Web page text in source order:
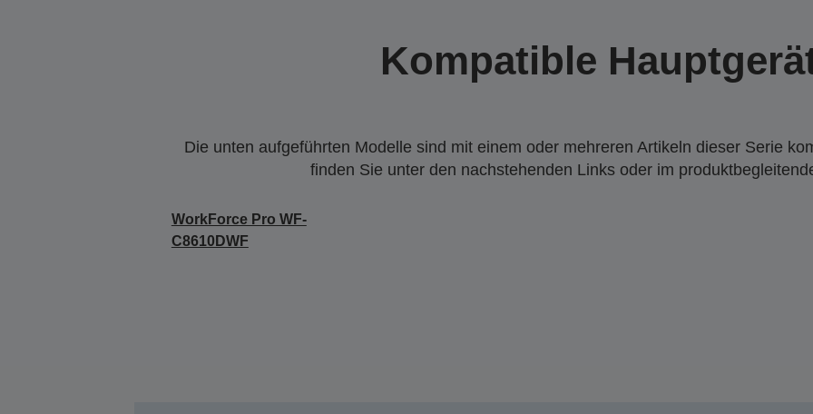
Kompatible
Die unten aufgeführten Modelle sind mit einem oder mehreren Artikeln dieser Serie
finden Sie unter den nachstehenden Links oder im
WorkForce Pro WF-
C8610DWF